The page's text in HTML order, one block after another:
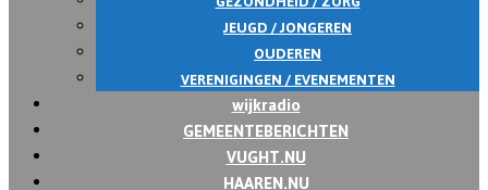
JEUGD / JONGEREN
OUDEREN
VERENIGINGEN / EVENEMENTEN
wijkradio
GEMEENTEBERICHTEN
VUGHT.NU
HAAREN.NU